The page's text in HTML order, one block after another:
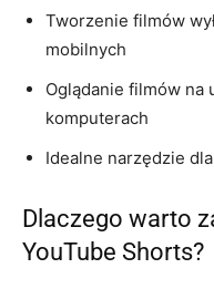
Tworzenie filmów
mobilnych
Oglądanie filmów na
komputerach
Idealne narzędzie
Dlaczego warto
YouTube Shorts?